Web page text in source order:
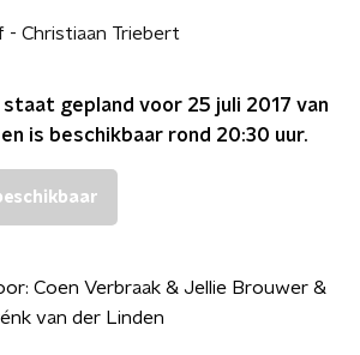
- Christiaan Triebert
staat gepland voor 25 juli 2017 van
en is beschikbaar rond 20:30 uur.
Coen Verbraak & Jellie Brouwer &
van der Linden